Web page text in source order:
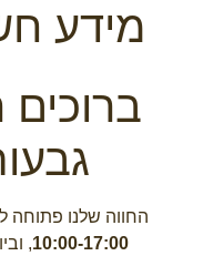
מידע
החווה שלנו פתוחה
10:00-17:00
,